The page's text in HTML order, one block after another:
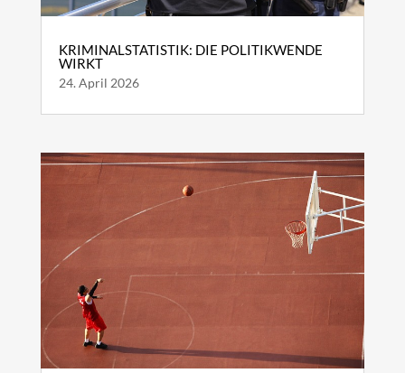
KRIMINALSTATISTIK: DIE POLITIKWENDE
WIRKT
24. April 2026